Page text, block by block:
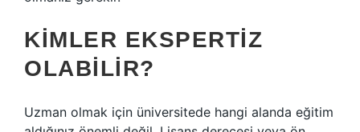
KIMLER EKSPERTIZ
OLABILIR?
Uzman olmak için üniversitede hangi alanda eğitim